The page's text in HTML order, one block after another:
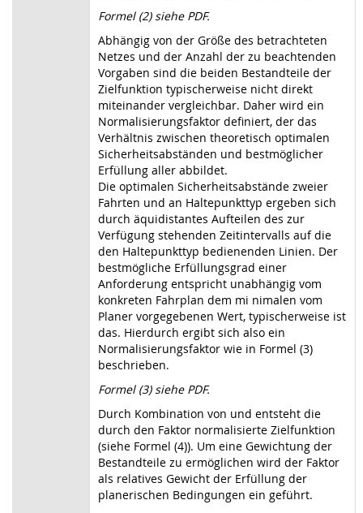
Formel (2) siehe PDF.
Abhängig von der Größe des betrachteten
Netzes und der Anzahl der zu beachtenden
Vorgaben sind die beiden Bestandteile der
Zielfunktion typischerweise nicht direkt
miteinander vergleichbar. Daher wird ein
Normalisierungsfaktor definiert, der das
Verhältnis zwischen theoretisch optimalen
Sicherheitsabständen und bestmöglicher
Erfüllung aller abbildet.
Die optimalen Sicherheitsabstände zweier
Fahrten und an Haltepunkttyp ergeben sich
durch äquidistantes Aufteilen des zur
Verfügung stehenden Zeitintervalls auf die
den Haltepunkttyp bedienenden Linien. Der
bestmögliche Erfüllungsgrad einer
Anforderung entspricht unabhängig vom
konkreten Fahrplan dem mi nimalen vom
Planer vorgegebenen Wert, typischerweise ist
das. Hierdurch ergibt sich also ein
Normalisierungsfaktor wie in Formel (3)
beschrieben.
Formel (3) siehe PDF.
Durch Kombination von und entsteht die
durch den Faktor normalisierte Zielfunktion
(siehe Formel (4)). Um eine Gewichtung der
Bestandteile zu ermöglichen wird der Faktor
als relatives Gewicht der Erfüllung der
planerischen Bedingungen ein geführt.